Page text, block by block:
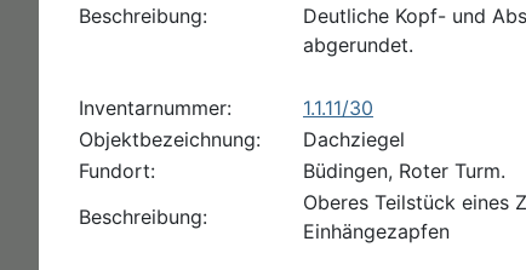
Beschreibung:
Deutliche Kopf- und
abgerundet.
Inventarnummer:
1.1.11/30
Objektbezeichnung:
Dachziegel
Fundort:
Büdingen, Roter Turm.
Beschreibung:
Oberes Teilstück eines
Einhängezapfen